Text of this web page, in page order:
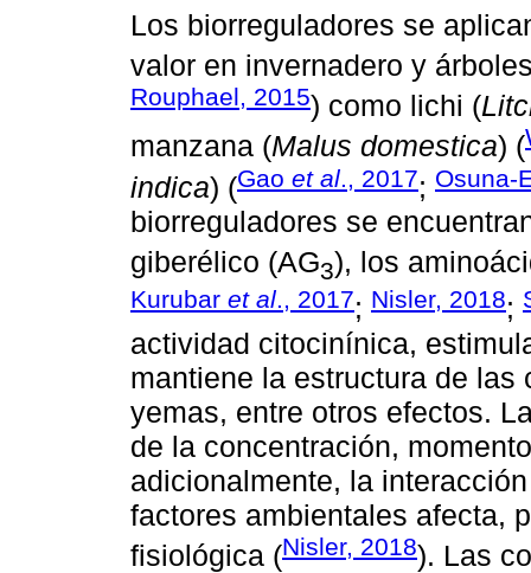
Los biorreguladores se
valor en invernadero y
Rouphael, 2015) como lichi (
manzana (Malus domestica) (
indica) (Gao et al ., 2017; Osuna-
biorreguladores se
giberélico (AG3), los
Kurubar et al., 2017; Nisler, 2018;
actividad citocinínica,
mantiene la estructura de
yemas, entre otros efectos.
de la concentración,
adicionalmente, la
factores ambientales afecta,
fisiológica (Nisler, 2018). Las